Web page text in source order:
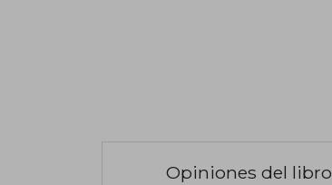
Opiniones del libro